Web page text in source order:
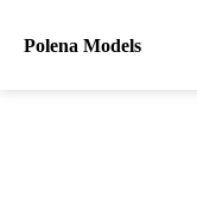
Polena Models